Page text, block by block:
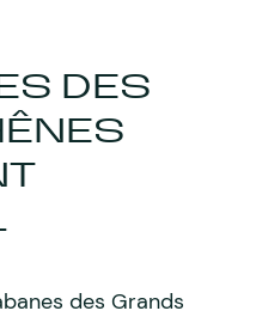
DES
des Grands